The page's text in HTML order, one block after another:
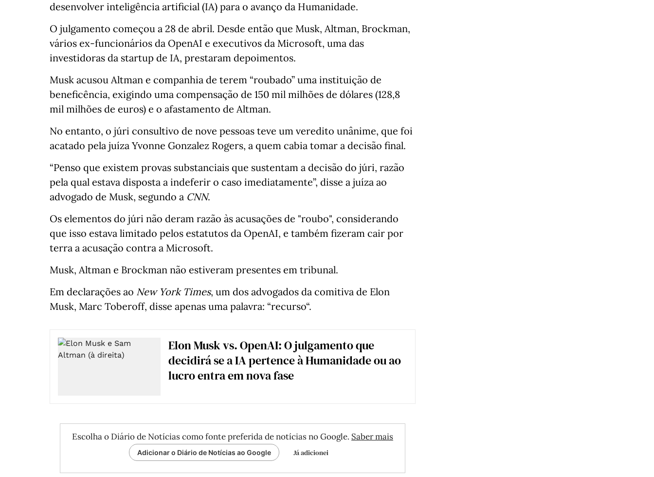
desenvolver inteligência artificial (IA) para o avanço da Humanidade.
O julgamento começou a 28 de abril. Desde então que Musk, Altman, Brockman,
vários ex-funcionários da OpenAI e executivos da Microsoft, uma das
investidoras da startup de IA, prestaram depoimentos.
Musk acusou Altman e companhia de terem “roubado” uma instituição de
beneficência, exigindo uma compensação de 150 mil milhões de dólares (128,8
mil milhões de euros) e o afastamento de Altman.
No entanto, o júri consultivo de nove pessoas teve um veredito unânime, que foi
acatado pela juíza Yvonne Gonzalez Rogers, a quem cabia tomar a decisão final.
“Penso que existem provas substanciais que sustentam a decisão do júri, razão
pela qual estava disposta a indeferir o caso imediatamente”, disse a juíza ao
advogado de Musk, segundo a CNN.
Os elementos do júri não deram razão às acusações de "roubo", considerando
que isso estava limitado pelos estatutos da OpenAI, e também fizeram cair por
terra a acusação contra a Microsoft.
Musk, Altman e Brockman não estiveram presentes em tribunal.
Em declarações ao New York Times, um dos advogados da comitiva de Elon
Musk, Marc Toberoff, disse apenas uma palavra: “recurso“.
Elon Musk vs. OpenAI: O julgamento que
decidirá se a IA pertence à Humanidade ou ao
lucro entra em nova fase
Escolha o Diário de Notícias como fonte preferida de notícias no Google. Saber mais
Adicionar o Diário de Notícias ao Google Já adicionei